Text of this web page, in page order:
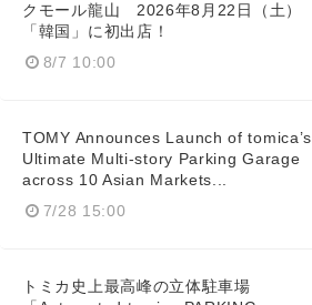
クモール龍山 2026年8月22日（土）
「韓国」に初出店！
8/7 10:00
TOMY Announces Launch of tomica’s
Ultimate Multi-story Parking Garage
across 10 Asian Markets...
7/28 15:00
トミカ史上最高峰の立体駐車場